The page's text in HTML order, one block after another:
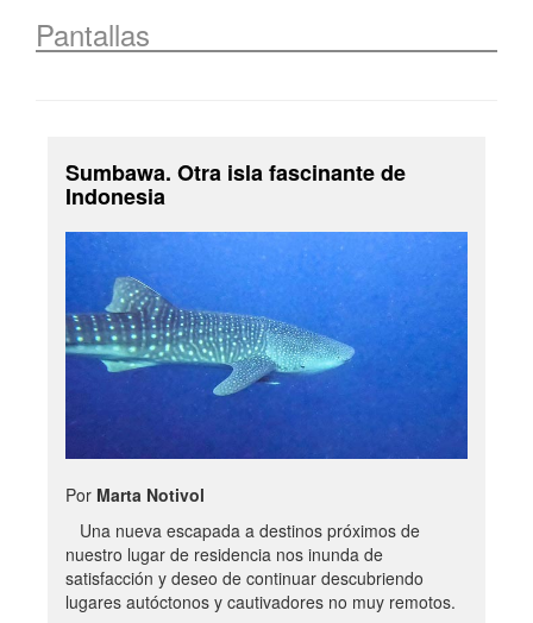
Pantallas
Sumbawa. Otra isla fascinante de
Indonesia
Por Marta Notivol
Una nueva escapada a destinos próximos de
nuestro lugar de residencia nos inunda de
satisfacción y deseo de continuar descubriendo
lugares autóctonos y cautivadores no muy remotos.